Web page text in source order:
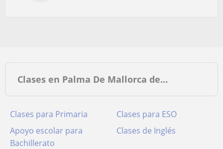
Clases en Palma De Mallorca de…
Clases para Primaria
Clases para ESO
Apoyo escolar para
Bachillerato
Clases de Inglés